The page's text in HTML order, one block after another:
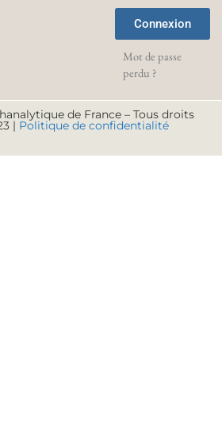
Connexion
Mot de passe
perdu ?
de France – Tous droits
| Politique de confidentialité